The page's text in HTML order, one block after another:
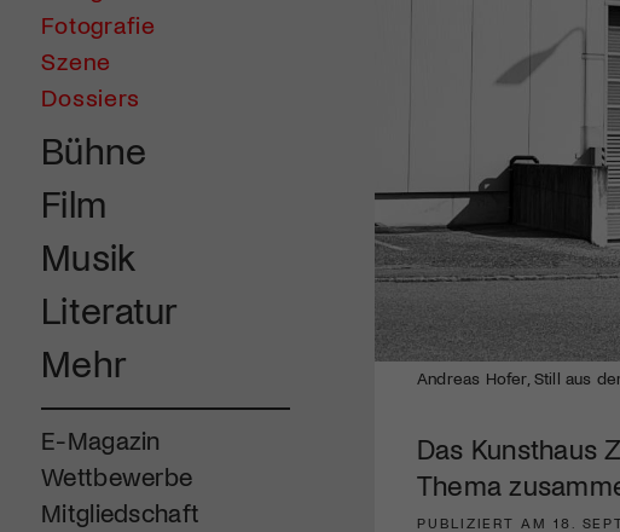
Fotografie
Szene
Dossiers
Bühne
Film
Musik
Literatur
Mehr
E-Magazin
Wettbewerbe
Mitgliedschaft
Andreas Hofer, Still aus
Das Kunsthaus
Thema
PUBLIZIERT AM 18.
Mach
Mit
diversen
Jetzt